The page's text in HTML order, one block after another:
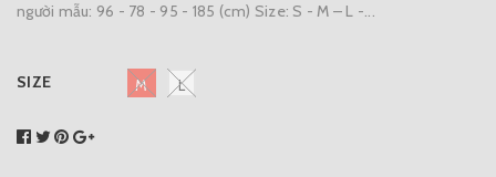
người mẫu: 96 - 78 - 95 - 185 (cm) Size: S - M – L -...
SIZE M L